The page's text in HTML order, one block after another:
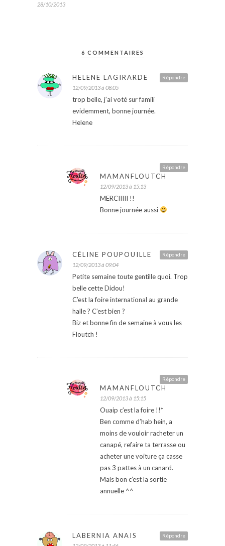
28/10/2013
6 COMMENTAIRES
Répondre
HELENE LAGIRARDE
12/09/2013 à 08:05
trop belle, j’ai voté sur famili
evidemment, bonne journée.
Helene
Répondre
MAMANFLOUTCH
12/09/2013 à 15:13
MERCIIIII !!
Bonne journée aussi
Répondre
CÉLINE POUPOUILLE
12/09/2013 à 09:04
Petite semaine toute gentille quoi. Trop
belle cette Didou!
C’est la foire international au grande
halle ? C’est bien ?
Biz et bonne fin de semaine à vous les
Floutch !
Répondre
MAMANFLOUTCH
12/09/2013 à 15:15
Ouaip c’est la foire !!*
Ben comme d’hab hein, a
moins de vouloir racheter un
canapé, refaire ta terrasse ou
acheter une voiture ça casse
pas 3 pattes à un canard.
Mais bon c’est la sortie
annuelle ^^
Répondre
LABERNIA ANAIS